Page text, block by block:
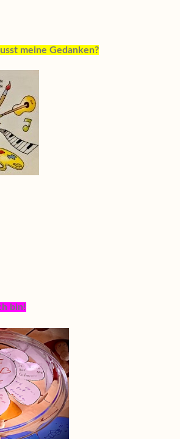
meine Gedanken?
bin!